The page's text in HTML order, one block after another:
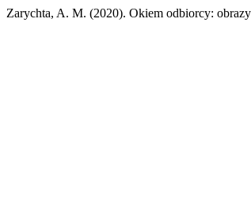
Zarychta, A. M. (2020). Okiem odbiorcy: